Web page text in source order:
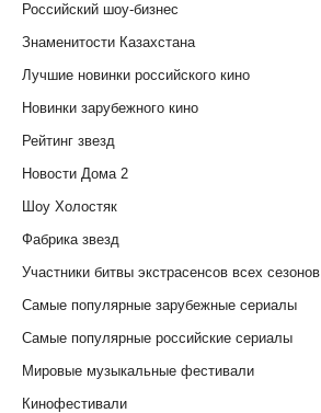
Российский шоу-бизнес
Знаменитости Казахстана
Лучшие новинки российского кино
Новинки зарубежного кино
Рейтинг звезд
Новости Дома 2
Шоу Холостяк
Фабрика звезд
Участники битвы экстрасенсов всех сезонов
Самые популярные зарубежные сериалы
Самые популярные российские сериалы
Мировые музыкальные фестивали
Кинофестивали